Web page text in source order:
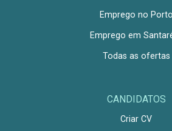
Emprego no Porto
Emprego em
Todas as ofertas
CANDIDATOS
Criar CV